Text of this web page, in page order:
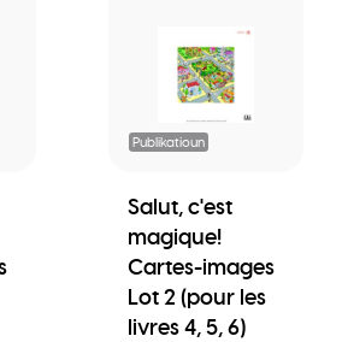
Publikatioun
Salut, c'est
magique!
Cartes-images
Lot 2 (pour les
livres 4, 5, 6)